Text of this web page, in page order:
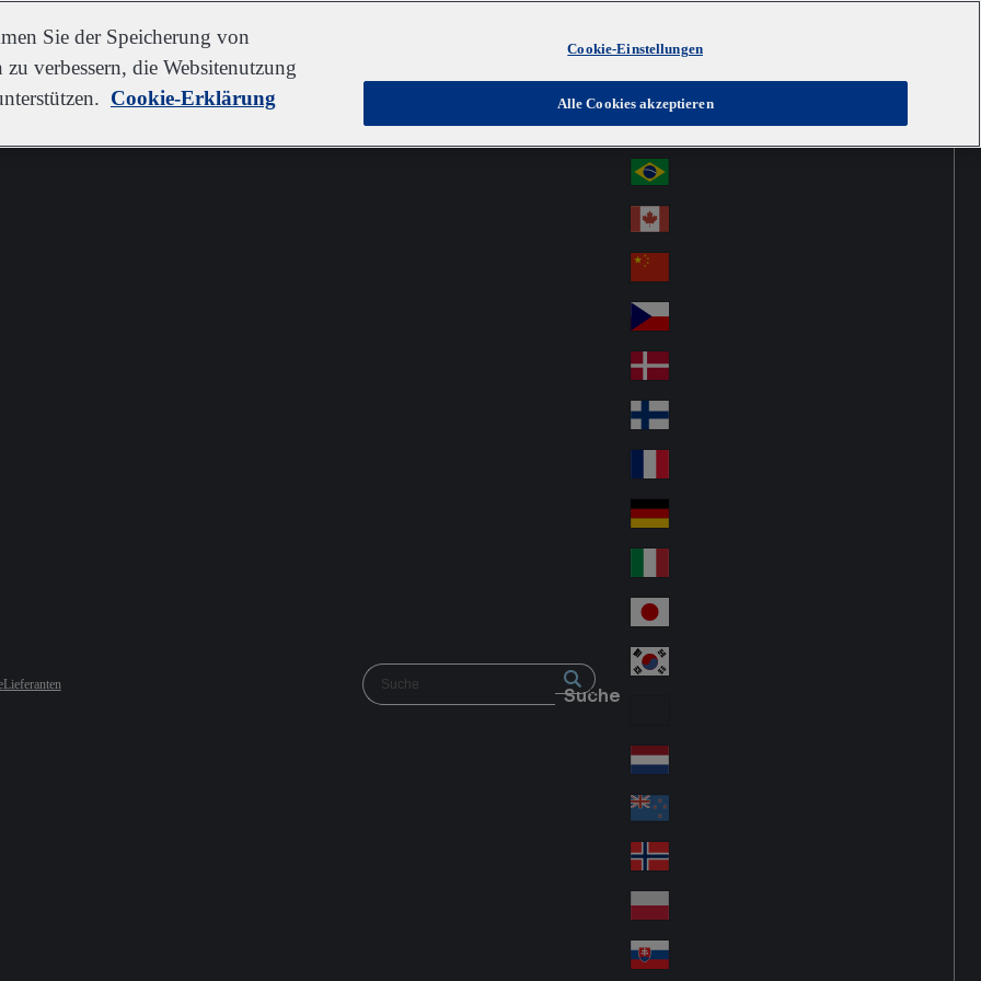
Lieferanten Suche
Austria
Au
str
ali
a
Au
stri
a
Österreich
Br
azi
l
Ca
na
da
Ch
ina
Cz
ec
h
De
nm
ark
Fin
d
Fra
nc
e
Ge
an
y
Ital
y
Jap
an
Lat
in
A
me
ric
a
Ne
the
rla
nd
s
Ne
w
Ze
ala
nd
No
rw
ay
Pol
an
Sie der Speicherung von
verbessern, die Websitenutzung
Cookie-Erklärung
Cookie-Einstellungen
Alle Cookies akzeptieren